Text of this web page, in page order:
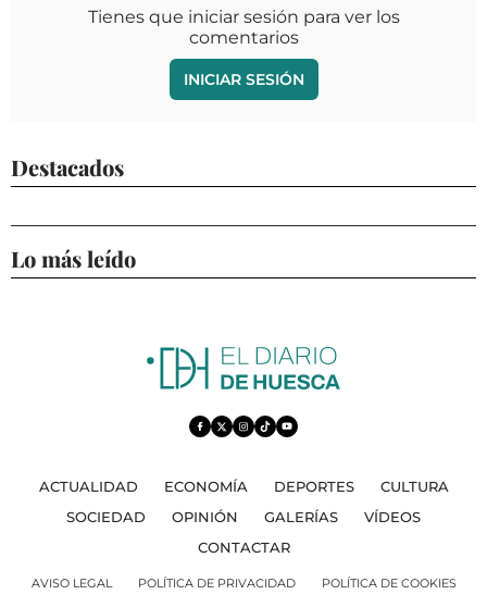
Tienes que iniciar sesión para ver los
comentarios
INICIAR SESIÓN
Destacados
Lo más leído
ACTUALIDAD ECONOMÍA DEPORTES
CULTURA
SOCIEDAD
OPINIÓN GALERÍAS
VÍDEOS
CONTACTAR
AVISO LEGAL POLÍTICA DE PRIVACIDAD
POLÍTICA DE COOKIES